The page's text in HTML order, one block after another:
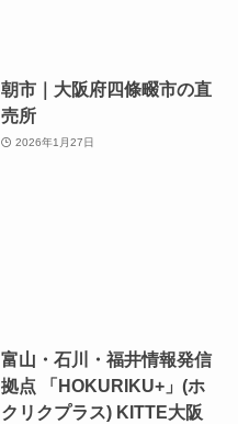
朝市｜大阪府四條畷市の直
売所
2026年1月27日
富山・石川・福井情報発信
拠点 「HOKURIKU+」(ホ
クリクプラス) KITTE大阪